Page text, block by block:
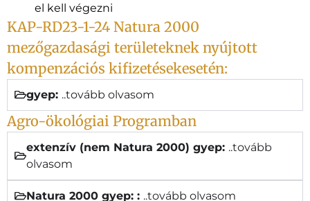
el kell végezni
KAP-RD23-1-24 Natura 2000
mezőgazdasági területeknek nyújtott
kompenzációs kifizetésekesetén:
gyep: ..tovább olvasom
Agro-ökológiai Programban
extenzív (nem Natura 2000) gyep: ..tovább
olvasom
Natura 2000 gyep: : ..tovább olvasom